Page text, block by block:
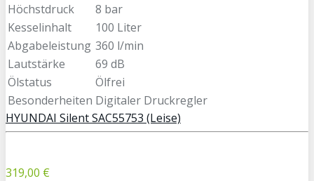
Höchstdruck
8 bar
Kesselinhalt
100 Liter
Abgabeleistung 360 l/min
Lautstärke
69 dB
Ölstatus
Ölfrei
Besonderheiten Digitaler Druckregler
HYUNDAI Silent SAC55753 (Leise)
319,00 €